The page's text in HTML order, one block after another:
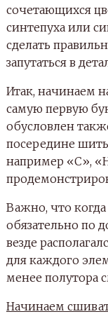
сочетающихся
синтепуха или
сделать
запутаться в
Итак, начинаем
самую первую
обусловлен
посередине
например «С»,
Важно, что
обязательно по
везде
для каждого
менее полутора
Начинаем